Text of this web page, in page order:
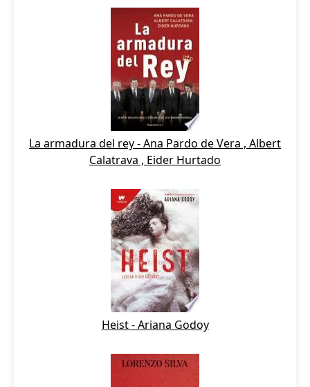
La armadura del rey - Ana Pardo de Vera , Albert
Calatrava , Eider Hurtado
Heist - Ariana Godoy